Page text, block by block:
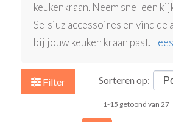
keukenkraan. Neem snel een
Selsiuz accessoires en vind de
bij jouw keuken kraan past.
Filter Sorteren op:
1-15 getoond van 27